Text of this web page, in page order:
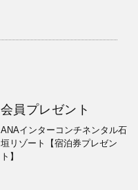
会員プレゼント
ANAインターコンチネンタル石
垣リゾート【宿泊券プレゼン
ト】